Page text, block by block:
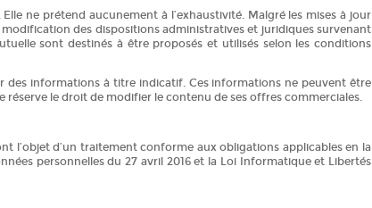
ne prétend aucunement à l’exhaustivité. Malgré les mises à jour
des dispositions administratives et juridiques survenant
sont destinés à être proposés et utilisés selon les conditions
des informations à titre indicatif. Ces informations ne peuvent être
réserve le droit de modifier le contenu de ses offres commerciales.
l’objet d’un traitement conforme aux obligations applicables en la
personnelles du 27 avril 2016 et la Loi Informatique et Libertés